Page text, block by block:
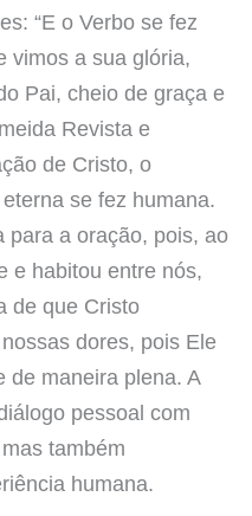
“E o Verbo se fez
vimos a sua glória,
Pai, cheio de graça e
Revista e
de Cristo, o
se fez humana.
para a oração, pois, ao
e habitou entre nós,
de que Cristo
dores, pois Ele
de maneira plena. A
pessoal com
também
humana.